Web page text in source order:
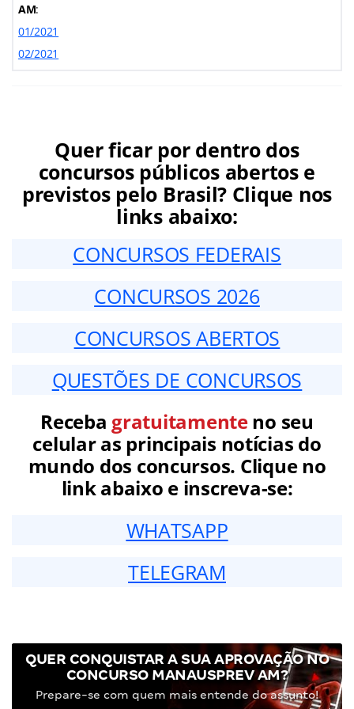
AM:
01/2021
02/2021
Quer ficar por dentro dos
concursos públicos abertos e
previstos pelo Brasil? Clique nos
links abaixo:
CONCURSOS FEDERAIS
CONCURSOS 2026
CONCURSOS ABERTOS
QUESTÕES DE CONCURSOS
Receba gratuitamenteno seu
celular as principais notícias do
mundo dos concursos. Clique no
link abaixo e inscreva-se:
WHATSAPP
TELEGRAM
QUER CONQUISTAR A SUA APROVAÇÃO NO
CONCURSO MANAUSPREV AM?
Prepare-se com quem mais entende do assunto!